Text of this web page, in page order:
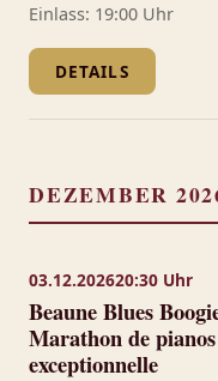
Einlass: 19:00 Uhr
DETAILS
DEZEMBER
03.12.202620:30 Uhr
Beaune Blues
Marathon de
exceptionnelle